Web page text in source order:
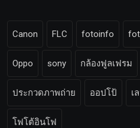
Canon FLC fotoinfo
Oppo sony กล้องฟูลเฟรม
ประกวดภาพถ่าย ออปโป้ เ
โฟโต้อินโฟ